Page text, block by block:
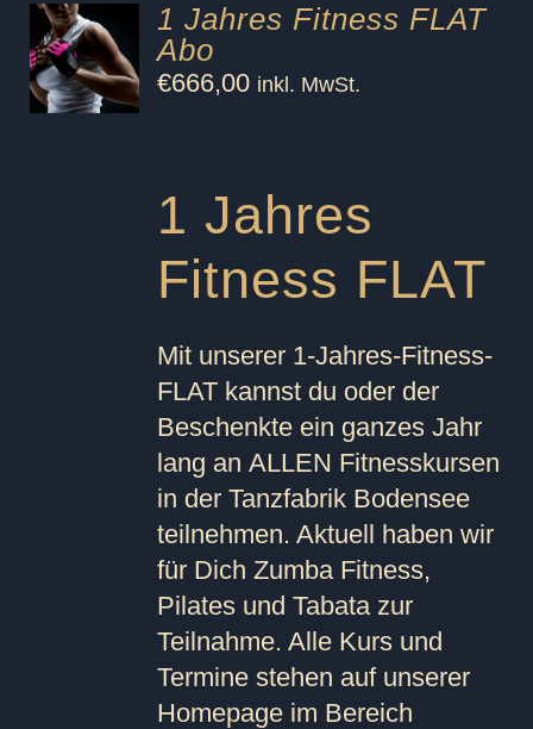
1 Jahres Fitness FLAT
Abo
€666,00 inkl. MwSt.
1 Jahres
Fitness FLAT
Mit unserer 1-Jahres-Fitness-
FLAT kannst du oder der
Beschenkte ein ganzes Jahr
lang anALLEN Fitnesskursen
in der Tanzfabrik Bodensee
teilnehmen. Aktuell haben wir
für Dich Zumba Fitness,
Pilates und Tabata zur
Teilnahme. Alle Kurs und
Termine stehen auf unserer
Homepage im Bereich